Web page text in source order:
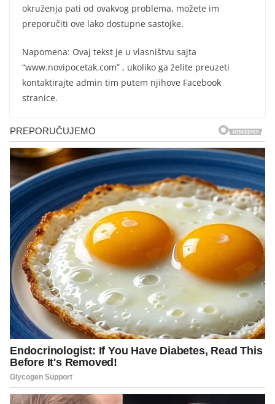
okruženja pati od ovakvog problema, možete im
preporučiti ove lako dostupne sastojke.
Napomena: Ovaj tekst je u vlasništvu sajta
“www.novipocetak.com” , ukoliko ga želite preuzeti
kontaktirajte admin tim putem njihove Facebook
stranice.